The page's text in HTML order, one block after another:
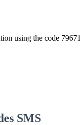
using the code 79671
SMS